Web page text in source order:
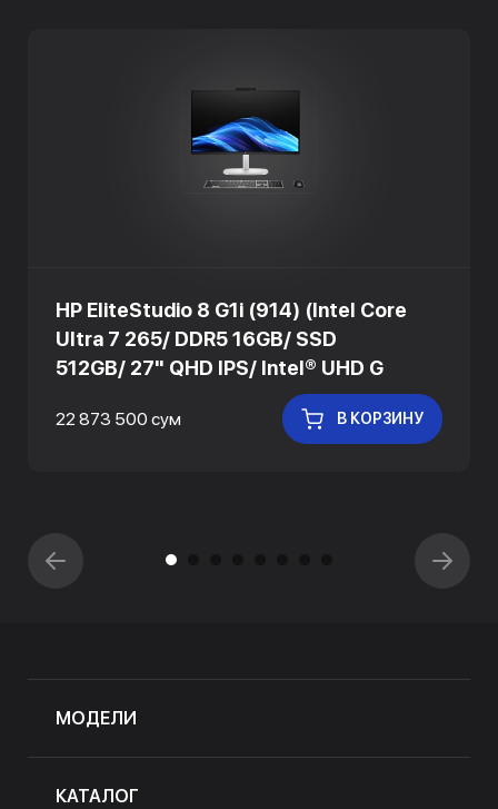
HP EliteStudio 8 G1i (914) (Intel Core
Ultra 7 265/ DDR5 16GB/ SSD
512GB/ 27" QHD IPS/ Intel® UHD G
22 873 500 сум В КОРЗИНУ
МОДЕЛИ
КАТАЛОГ